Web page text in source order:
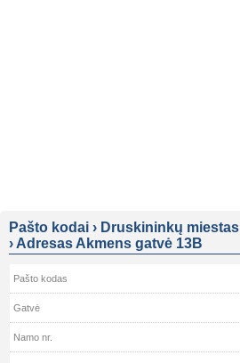
Pašto kodai › Druskininkų miestas
› Adresas Akmens gatvė 13B